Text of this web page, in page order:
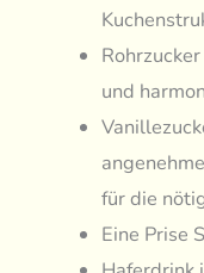
und
für die
Eine Prise